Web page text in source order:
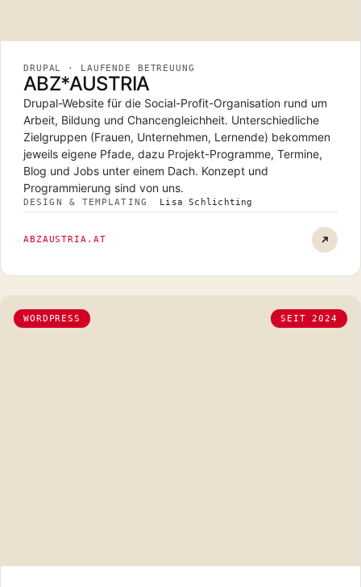
DRUPAL · LAUFENDE BETREUUNG
ABZ*AUSTRIA
Drupal-Website für die Social-Profit-Organisation rund um
Arbeit, Bildung und Chancengleichheit. Unterschiedliche
Zielgruppen (Frauen, Unternehmen, Lernende) bekommen
jeweils eigene Pfade, dazu Projekt-Programme, Termine,
Blog und Jobs unter einem Dach. Konzept und
Programmierung sind von uns.
DESIGN & TEMPLATING Lisa Schlichting
ABZAUSTRIA.AT
WORDPRESS SEIT 2024